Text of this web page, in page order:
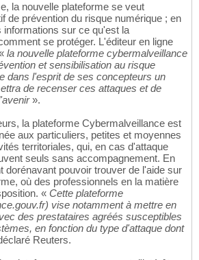
la nouvelle plateforme se veut
de prévention du risque numérique ; en
informations sur ce qu'est la
se protéger. L'éditeur en ligne
la nouvelle plateforme cybermalveillance
et sensibilisation au risque
dans l'esprit de ses concepteurs un
de recenser ces attaques et de
».
la plateforme Cybermalveillance est
aux particuliers, petites et moyennes
territoriales, qui, en cas d'attaque
seuls sans accompagnement. En
dorénavant pouvoir trouver de l'aide sur
où des professionnels en la matière
« Cette plateforme
vise notamment à mettre en
des prestataires agréés susceptibles
en fonction du type d'attaque dont
Reuters.